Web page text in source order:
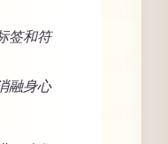
签和符
融身心